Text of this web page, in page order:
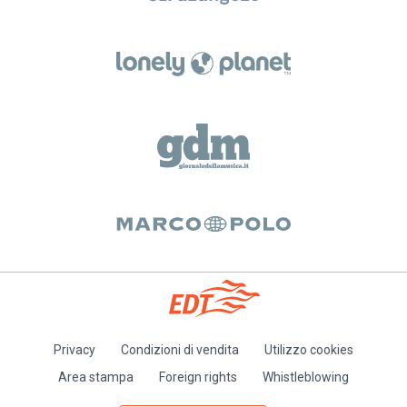
Privacy Condizioni di vendita
Utilizzo cookies
Area stampa
Foreign rights Whistleblowing